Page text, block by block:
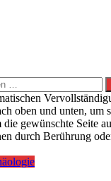
oben und unten, um
die gewünschte Seite
durch Berührung